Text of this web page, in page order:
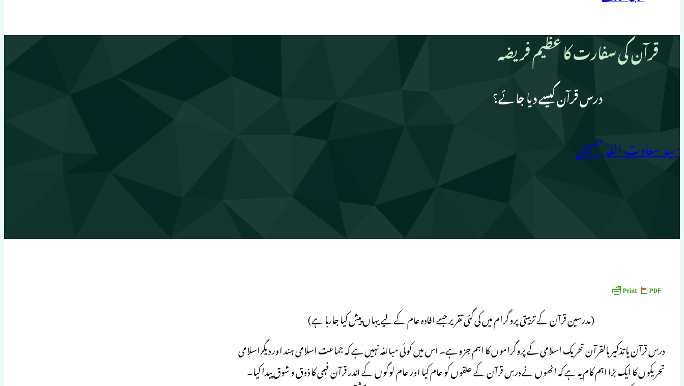
قرآن کی سفارت کا عظیم فریضہ
درس قرآن کیسے دیا جائے؟
سید سعادت اللہ حسینی
(مدرسین قرآن کے تربیتی پروگرام میں کی گئی تقریر جسے افادہ عام کے لیے یہاں پیش کیا جارہا ہے)
درس قرآن یا تذکیر بالقرآن تحریک اسلامی کے پروگراموں کا اہم جزو ہے۔ اس میں کوئی مبالغہ نہیں ہے کہ جماعت اسلامی ہند اور دیگراسلامی
تحریکوں کا ایک بڑا اہم کام یہ ہے کہ انھوں نے درسِ قرآن کے حلقوں کو عام کیا اور عام لوگوں کے اندر قرآن فہمی کا ذوق و شوق پیدا کیا۔